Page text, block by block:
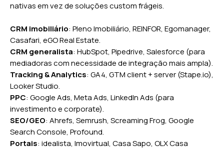
nativas em vez de soluções custom frágeis.
CRM imobiliário: Pleno Imobiliário, REINFOR, Egomanager,
Casafari, eGO Real Estate.
CRM generalista: HubSpot, Pipedrive, Salesforce (para
mediadoras com necessidade de integração mais ampla).
Tracking & Analytics: GA4, GTM client + server (Stape.io),
Looker Studio.
PPC: Google Ads, Meta Ads, LinkedIn Ads (para
investimento e corporate).
SEO/GEO: Ahrefs, Semrush, Screaming Frog, Google
Search Console, Profound.
Portais: idealista, Imovirtual, Casa Sapo, OLX Casa